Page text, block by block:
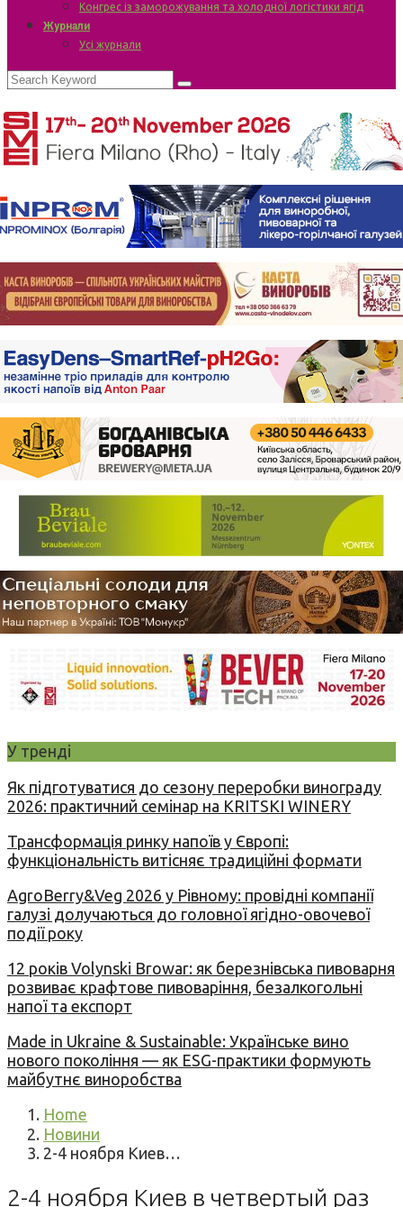
Конгрес із заморожування та холодної логістики ягід
Журнали
Усі журнали
У тренді
Як підготуватися до сезону переробки винограду
2026: практичний семінар на KRITSKI WINERY
Трансформація ринку напоїв у Європі:
функціональність витісняє традиційні формати
AgroBerry&Veg 2026 у Рівному: провідні компанії
галузі долучаються до головної ягідно-овочевої
події року
12 років Volynski Browar: як березнівська пивоварня
розвиває крафтове пивоваріння, безалкогольні
напої та експорт
Made in Ukraine & Sustainable: Українське вино
нового покоління — як ESG-практики формують
майбутнє виноробства
Home
Новини
2-4 ноября Киев…
2-4 ноября Киев в четвертый раз